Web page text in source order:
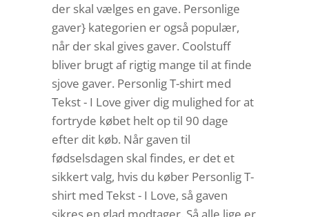
der skal vælges en gave. Personlige
gaver} kategorien er også populær,
når der skal gives gaver. Coolstuff
bliver brugt af rigtig mange til at finde
sjove gaver. Personlig T-shirt med
Tekst - I Love giver dig mulighed for at
fortryde købet helt op til 90 dage
efter dit køb. Når gaven til
fødselsdagen skal findes, er det et
sikkert valg, hvis du køber Personlig T-
shirt med Tekst - I Love, så gaven